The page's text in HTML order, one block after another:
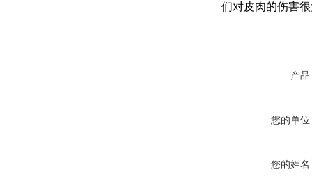
们对皮肉的伤害
产品
您的单位
您的姓名